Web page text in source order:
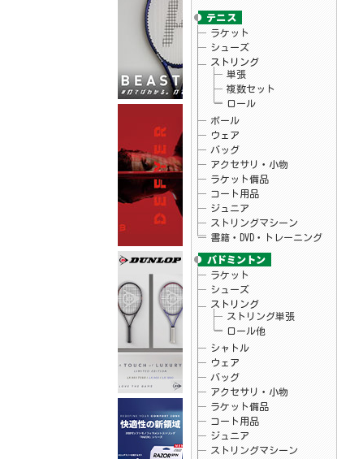
26.06.05 ヘッド
テニスラケット「パワー100」予約開始！
26.06.05 ヨネックス
テニスシューズ「パワークッションエアラ
スダッシュ」シリーズ新色 予約開始！
26.06.02 リーニン
バドミントンラケット「BLADEX 880 志田千
陽選手モデル」入荷！
FILA×mofusand コラボTシャツ入荷しまし
26.05.22 Christy
ウインブルドンチャンピオンシップ2025タ
オル プライスダウンしました♪
26.05.20 Christy
テニス アクセサリ・小物 チャンピオン
シップタオル
26.05.15 ダンロップ
テニスラケット「LX 800」シリーズ予約開
26.05.15 ダンロップ
テニスラケット「LX 1000」シリーズ予約開
26.05.15 バボラ
バボラテニスシューズ 「SFX EVO」予約開
始
26.05.15
バボラテニスシューズ 「JET TERE 2」予
約開始
ヨネックス
ソフトテニス ラケット「VOLTRAGE8」予約
開始
26.04.29 テクニファイバー
次世代ソフトモノフィラメントストリング
「レーザースピン」予約開始
26.04.24 お知らせ
当店のGW休暇中のお問い合わせ・出荷につ
ラケット
シューズ
ストリング
単張
複数セット
ロール
ボール
ウェア
バッグ
アクセサリ・小物
ラケット備品
コート用品
ジュニア
ストリングマシーン
書籍・DVD・トレーニング
ラケット
シューズ
ストリング
ストリング単張
ロール他
シャトル
ウェア
バッグ
アクセサリ・小物
ラケット備品
コート用品
ジュニア
ストリングマシーン